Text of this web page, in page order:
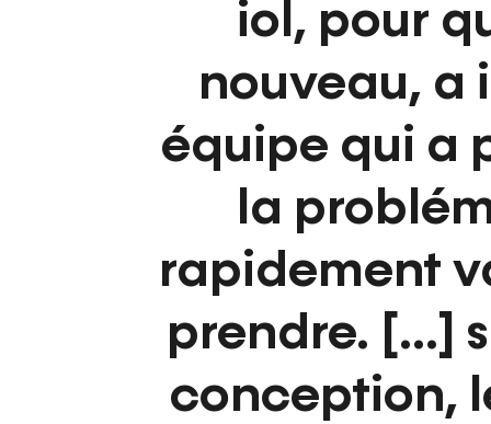
iol, pour
nouveau, a
équipe qui a
la
rapidement
prendre. [...]
conception,